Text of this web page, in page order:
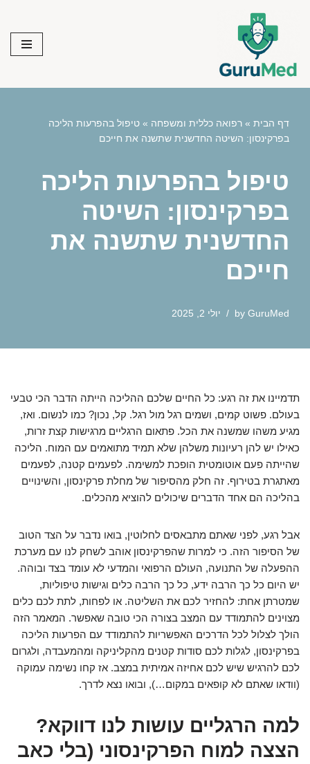
content
דף הבית » רפואה כללית ומשפחה » טיפול בהפרעות הליכה
בפרקינסון: השיטה החדשנית שתשנה את חייכם
טיפול בהפרעות הליכה
בפרקינסון: השיטה
החדשנית שתשנה את
חייכם
by GuruMed יולי 2, 2025
תדמיינו את זה רגע: כל החיים שלכם ההליכה הייתה הדבר הכי טבעי
בעולם. פשוט קמים, ושמים רגל מול רגל. קל, נכון? כמו לנשום. ואז,
מגיע משהו שמשנה את הכל. פתאום הרגליים מרגישות קצת זרות,
כאילו יש להן רעיונות משלהן שלא תמיד מתואמים עם המוח. הליכה
שהייתה פעם אוטומטית הופכת למשימה. לפעמים קטנה, לפעמים
מאתגרת בטירוף. זה חלק מהסיפור של מחלת פרקינסון, והשינויים
בהליכה הם אחד הדברים שיכולים להוציא מהכלים.
אבל רגע, לפני שאתם מתבאסים לחלוטין, בואו נדבר על הצד הטוב
של הסיפור הזה. כי למרות שהפרקינסון אוהב לשחק לנו עם מערכת
ההפעלה של התנועה, העולם הרפואי והמדעי לא עומד בצד ובוהה.
יש היום כל כך הרבה ידע, כל כך הרבה כלים וגישות טיפוליות,
שמטרתן אחת: להחזיר לכם את השליטה. או לפחות, לתת לכם כלים
מצוינים להתמודד עם המצב בצורה הכי טובה שאפשר. המאמר הזה
הולך לצלול לכל הדרכים האפשריות להתמודד עם הפרעות הליכה
בפרקינסון, לגלות לכם סודות קטנים מהקליניקה ומהמעבדה, ולגרום
לכם להרגיש שיש לכם אחיזה אמיתית במצב. אז קחו נשימה עמוקה
(וודאו שאתם לא קופאים במקום…), ובואו נצא לדרך.
למה הרגליים עושות לנו דווקא?
הצצה למוח הפרקינסוני (בלי כאב